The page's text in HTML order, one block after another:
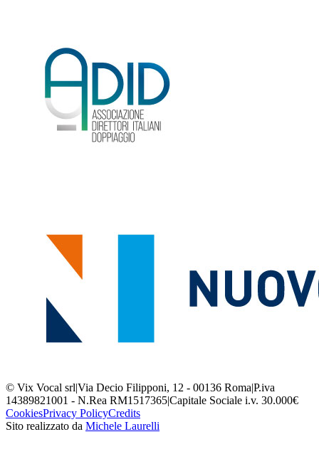
© Vix Vocal srl|Via Decio Filipponi, 12 - 00136 Roma|P.iva
14389821001 - N.Rea RM1517365|Capitale Sociale i.v. 30.000€
CookiesPrivacy PolicyCredits
Sito realizzato da Michele Laurelli